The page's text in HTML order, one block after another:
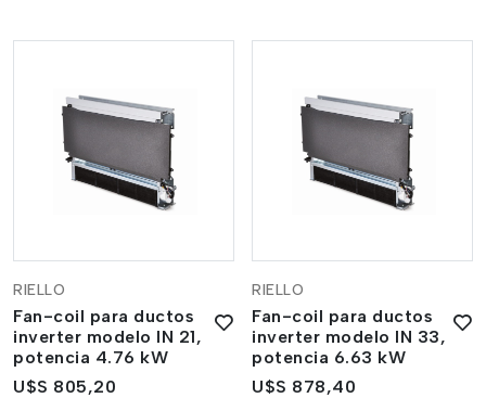
RIELLO
Fan-coil para ductos
inverter modelo IN 21,
potencia 4.76 kW
U$S 805,20
RIELLO
Fan-coil para ductos
inverter modelo IN 33,
potencia 6.63 kW
U$S 878,40